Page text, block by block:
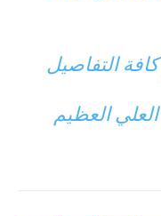
التفاصيل
العلي العظيم